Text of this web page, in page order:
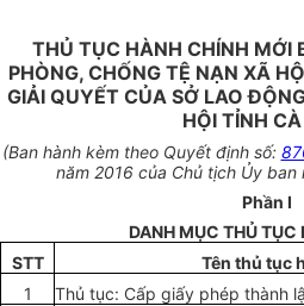
THỦ TỤC HÀNH CHÍNH MỚI
PHÒNG, CHỐNG TỆ NẠN XÃ
GIẢI QUYẾT CỦA SỞ LAO
HỘI TỈNH
(Ban hành kèm theo Quyết định số:
năm 2016 của Chủ tịch Ủy ban
Phần I
DANH MỤC THỦ TỤC
STT
Tên thủ tục
1
Thủ tục: Cấp giấy phép thành